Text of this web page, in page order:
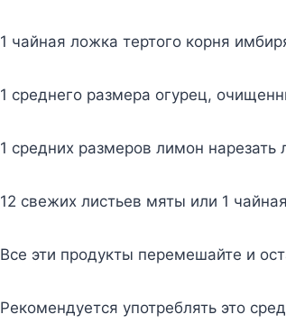
1 чайная ложка тертого корня
1 среднего размера огурец,
1 средних размеров лимон нарезать
12 свежих листьев мяты или 1
Все эти продукты перемешайте и
Рекомендуется употреблять это